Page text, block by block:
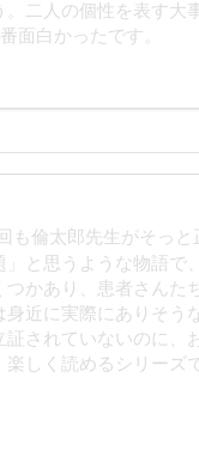
二人の個性を表す大
面白かったです。
も倫太郎先生がそっと
と思うような物語で
かあり、患者さんた
近に実際にありそう
されていないのに、
しく読めるシリーズ